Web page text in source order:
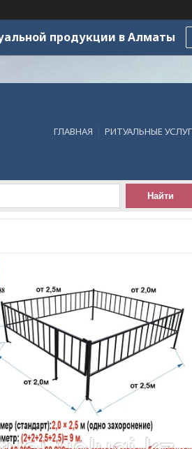
продукции в Алматы
ГЛАВНАЯ РИТУАЛЬНЫЕ
Найти